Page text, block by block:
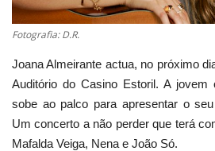
Ficha técnica
Lazer
Ambiente
Fotografia: D.R.
Joana Almeirante actua, no próximo
Auditório do Casino Estoril. A jovem
sobe ao palco para apresentar o
Um concerto a não perder que terá
Mafalda Veiga, Nena e João Só.